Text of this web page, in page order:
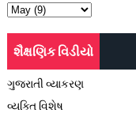
શૈક્ષણિક વિડીયો
ગુજરાતી વ્યાકરણ
વ્યક્તિ વિશેષ